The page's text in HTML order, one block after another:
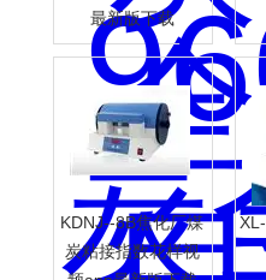
最新版下载
KDNJ--8B焦化厂煤
炭粘接指数花样视